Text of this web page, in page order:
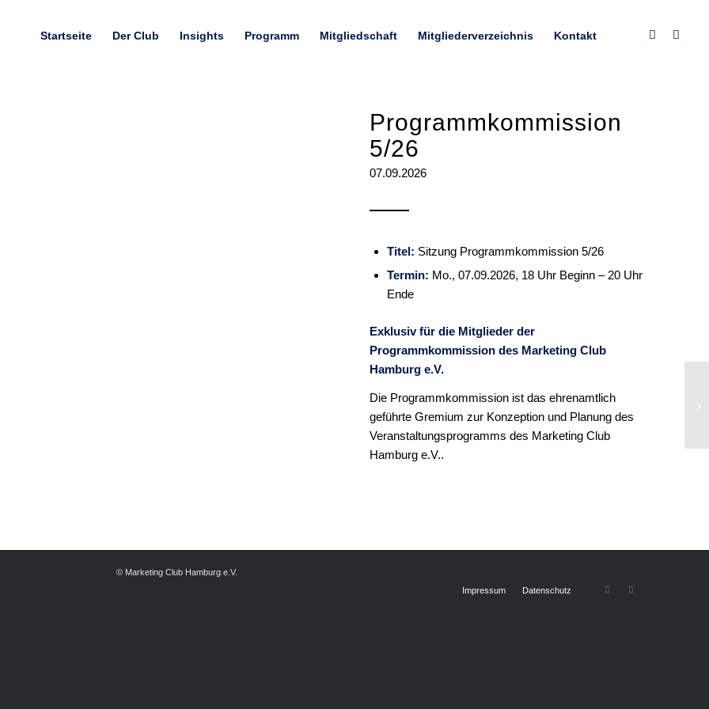
Startseite Der Club Insights Programm Mitgliedschaft Mitgliederverzeichnis Kontakt
Programmkommission
5/26
07.09.2026
Titel: Sitzung Programmkommission 5/26
Termin: Mo., 07.09.2026, 18 Uhr Beginn – 20 Uhr
Ende
Exklusiv für die Mitglieder der
Programmkommission des Marketing Club
Hamburg e.V.
Die Programmkommission ist das ehrenamtlich
geführte Gremium zur Konzeption und Planung des
Veranstaltungsprogramms des Marketing Club
Hamburg e.V..
© Marketing Club Hamburg e.V.
Impressum
Datenschutz